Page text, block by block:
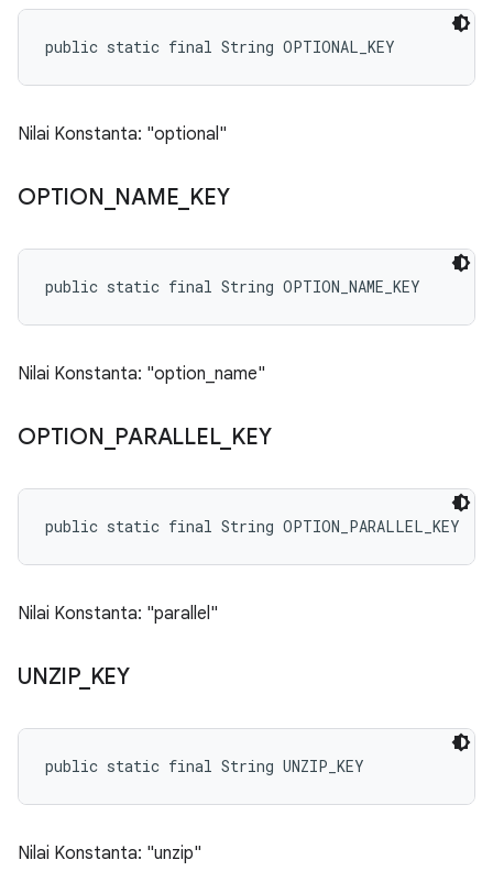
public static final String OPTIONAL_KEY
Nilai Konstanta: "optional"
OPTION NAME KEY
public static final String OPTION_NAME_KEY
Nilai Konstanta: "option_name"
OPTION PARALLEL_ KEY
public static final String OPTION_PARALLEL_KEY
Nilai Konstanta: "parallel"
UNZIP_ KEY
public static final String UNZIP_KEY
Nilai Konstanta: "unzip"